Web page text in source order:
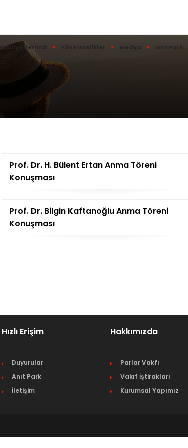
Faaliyetlerimiz Yönetmelikler Medya Anıt Park
Prof. Dr. H. Bülent Ertan Anma Töreni
Konuşması
Prof. Dr. Bilgin Kaftanoğlu Anma Töreni
Konuşması
Hızlı Erişim
Duyurular
Anıt Park
İletişim
Hakkımızda
Parlar Vakfı
Vakıf İştirakları
Kurumsal Yapımız